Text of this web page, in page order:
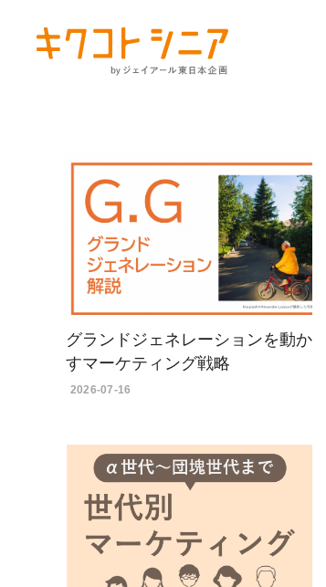
グランドジェネレーションを動か
すマーケティング戦略
2026-07-16